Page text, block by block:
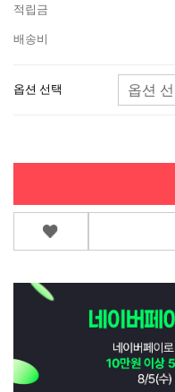
적립금
배송비
옵션 선택